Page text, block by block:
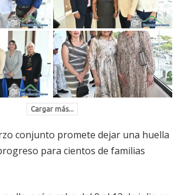
Cargar más...
conjunto promete dejar una huella
para cientos de familias